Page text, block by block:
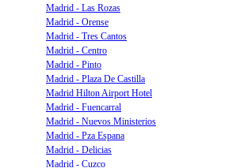
Madrid - Las Rozas
Madrid - Orense
Madrid - Tres Cantos
Madrid - Centro
Madrid - Pinto
Madrid - Plaza De Castilla
Madrid Hilton Airport Hotel
Madrid - Fuencarral
Madrid - Nuevos Ministerios
Madrid - Pza Espana
Madrid - Delicias
Madrid - Cuzco